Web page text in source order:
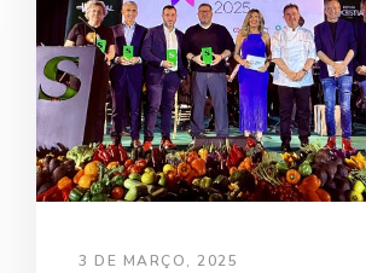
3 DE MARÇO, 2025